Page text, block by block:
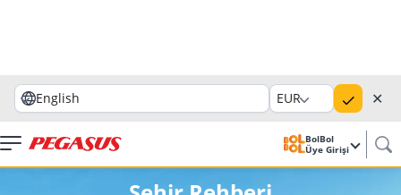
English EUR ✕
BolBol
Üye Girişi